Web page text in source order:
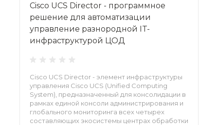
Cisco UCS Director - программное
решение для автоматизации
управление разнородной IT-
инфраструктурой ЦОД
Cisco UCS Director - элемент инфраструктуры
управления Cisco UCS (Unified Computing
System), предназначенный для консолидации в
рамках единой консоли администрирования и
глобального мониторинга всех четырех
составляющих экосистемы центрах обработки